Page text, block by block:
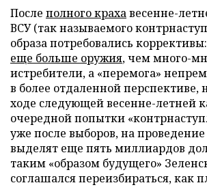
После полного крахавесенне-
ВСУ (так называемого
образа потребовались
еще больше оружия, чем много-
истребители, а «перемога»
в более отдаленной перспективе,
ходе следующей весенне-летней
очередной попытки
уже после выборов, на
выделят еще пять миллиардов
таким «образом будущего»
соглашался переизбираться, как